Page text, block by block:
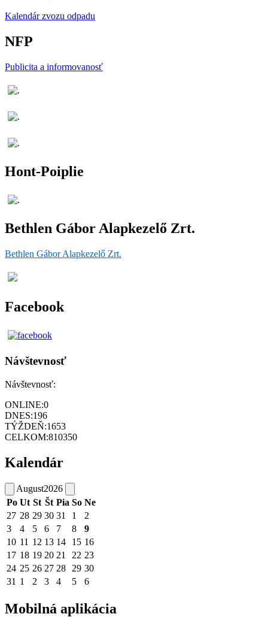
Kalendár zvozu odpadu
NFP
Publicita a informovanosť
Hont-Poiplie
Bethlen Gábor Alapkezelő Zrt.
Bethlen Gábor Alapkezelő Zrt.
Facebook
Návštevnosť
Návštevnosť:
ONLINE:0
DNES:196
TÝŽDEŇ:1653
CELKOM:810350
Kalendár
August2026
Po Ut St Št Pia So Ne
27 28 29 30 31 1
2
3
4 5 6 7 8
9
10 11 12 13 14 15 16
17 18 19 20 21 22 23
24 25 26 27 28 29 30
31 1 2 3 4 5 6
Mobilná aplikácia